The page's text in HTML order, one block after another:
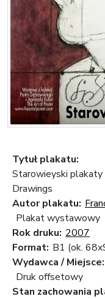
Tytuł plakatu:
Starowieyski plakaty
Drawings
Autor plakatu:
Plakat wystawowy
Rok druku: 2007
Format: B1 (ok.
Wydawca / Miejsce:
Druk offsetowy
Stan zachowania